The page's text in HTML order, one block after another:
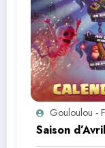
Gouloulou -
Saison